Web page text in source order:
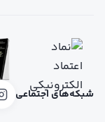
شبکه‌های اجتماعی